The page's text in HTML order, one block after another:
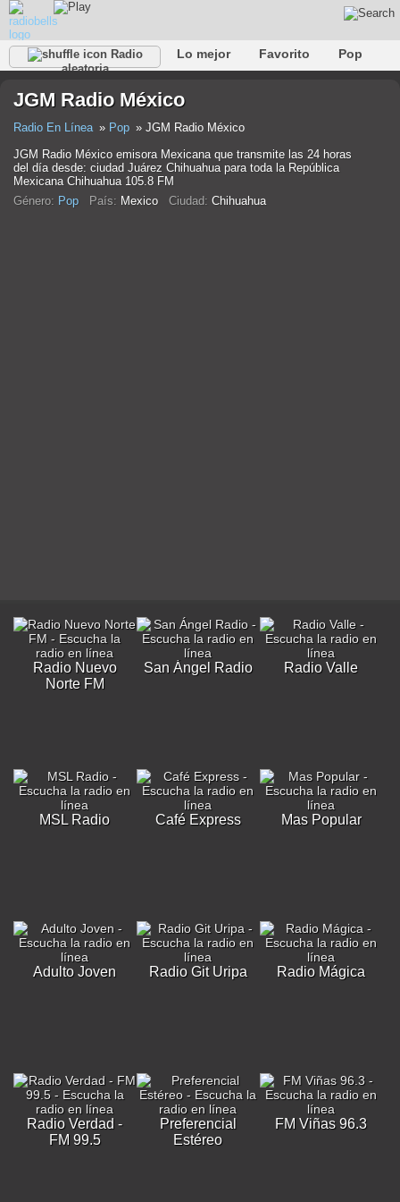
Radio
aleatoria
Lo mejor Favorito
Pop
Rap
Trans Falk Jazz
JGM Radio México
Radio En Línea Pop
JGM Radio México
JGM Radio México emisora Mexicana que transmite las 24 horas
del día desde: ciudad Juárez Chihuahua para toda la República
Mexicana Chihuahua 105.8 FM
Género: Pop País: Mexico Ciudad: Chihuahua
Radio Nuevo
Norte FM
San Ángel Radio Radio Valle
MSL Radio Café Express Mas Popular
Adulto Joven Radio Git Uripa Radio Mágica
Radio Verdad -
FM 99.5
Preferencial
Estéreo
FM Viñas 96.3